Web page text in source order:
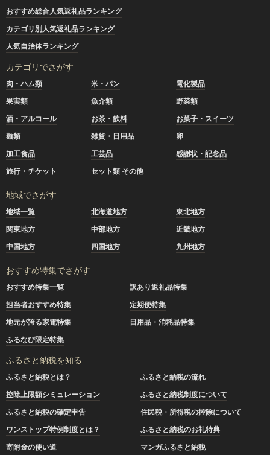
おすすめ総合人気返礼品ランキング
カテゴリ別人気返礼品ランキング
人気自治体ランキング
カテゴリでさがす
肉・ハム類 米・パン
電化製品
果実類
魚介類
野菜類
酒・アルコール
お茶・飲料
お菓子・スイーツ
麺類
雑貨・日用品
卵
加工食品
工芸品
感謝状・記念品
旅行・チケット
セット類 その他
地域でさがす
地域一覧 北海道地方
東北地方
関東地方
中部地方
近畿地方
中国地方
四国地方 九州地方
おすすめ特集でさがす
おすすめ特集一覧
訳あり返礼品特集
担当者おすすめ特集
定期便特集
地元が誇る家電特集
日用品・消耗品特集
ふるなび限定特集
ふるさと納税を知る
ふるさと納税とは？
ふるさと納税の流れ
控除上限額シミュレーション
ふるさと納税制度について
ふるさと納税の確定申告
住民税・所得税の控除について
ワンストップ特例制度とは？
ふるさと納税のお礼特典
寄附金の使い道
マンガふるさと納税